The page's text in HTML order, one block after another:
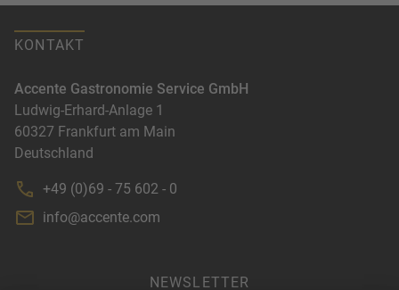
NEWSLETTER
KONTAKT
Accente Gastronomie Service GmbH
Ludwig-Erhard-Anlage 1
60327 Frankfurt am Main
Deutschland
+49 (0)69 - 75 602 - 0
info@accente.com